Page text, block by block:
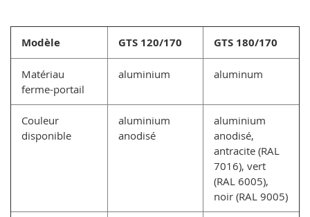
Modèle GTS 120/170 GTS 180/170
Matériau
ferme-portail
aluminium aluminum
Couleur
disponible
aluminium
anodisé
aluminium
anodisé,
antracite (RAL
7016), vert
(RAL 6005),
noir (RAL 9005)